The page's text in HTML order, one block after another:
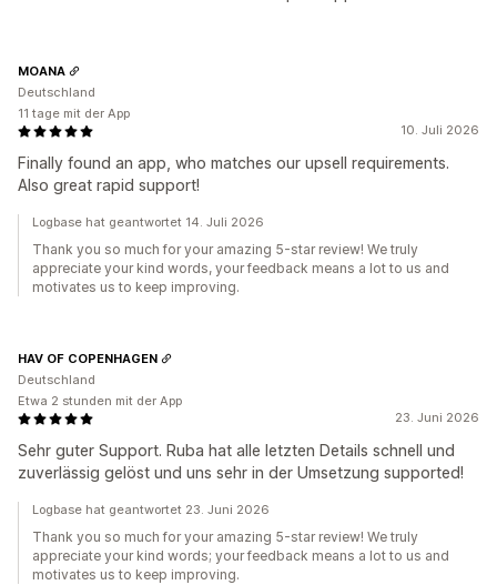
10. Juli 2026
Finally found an app, who matches our upsell requirements.
Also great rapid support!
MOANA
Deutschland
11 tage mit der App
Logbase hat geantwortet 14. Juli 2026
Thank you so much for your amazing 5-star review! We truly
appreciate your kind words, your feedback means a lot to us and
motivates us to keep improving.
23. Juni 2026
Sehr guter Support. Ruba hat alle letzten Details schnell und
zuverlässig gelöst und uns sehr in der Umsetzung supported!
HAV OF COPENHAGEN
Deutschland
Etwa 2 stunden mit der App
Logbase hat geantwortet 23. Juni 2026
Thank you so much for your amazing 5-star review! We truly
appreciate your kind words; your feedback means a lot to us and
motivates us to keep improving.